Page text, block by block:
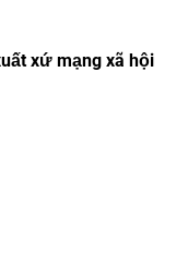
xứ mạng xã hội